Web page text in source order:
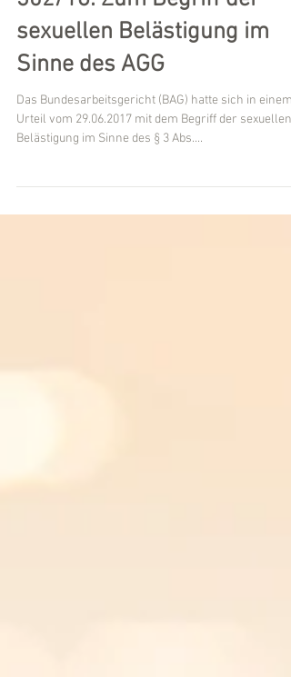
BAG, 29.06.2017 - 2 AZR
302/16: Zum Begriff der
sexuellen Belästigung im
Sinne des AGG
Das Bundesarbeitsgericht (BAG) hatte sich in einem